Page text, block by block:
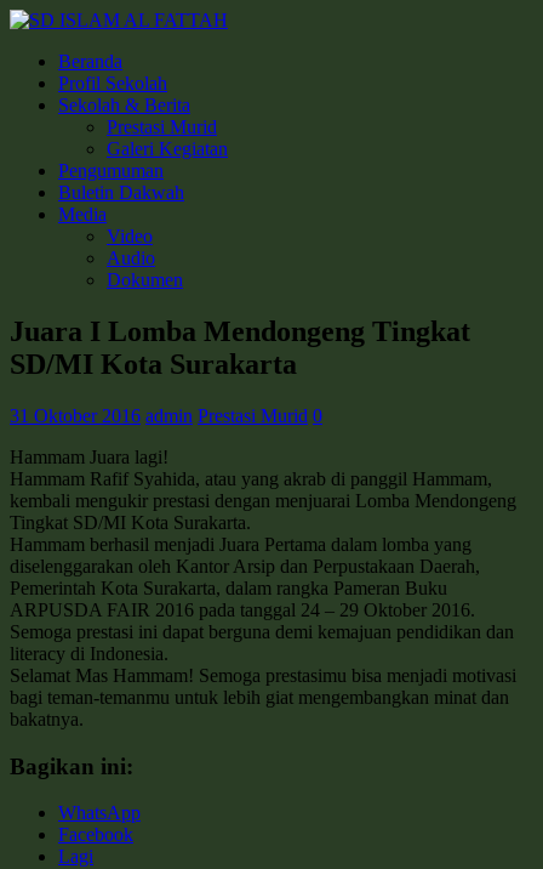
Beranda
Profil Sekolah
Sekolah & Berita
Prestasi Murid
Galeri Kegiatan
Pengumuman
Buletin Dakwah
Media
Video
Audio
Dokumen
Juara I Lomba Mendongeng Tingkat
SD/MI Kota Surakarta
31 Oktober 2016 admin Prestasi Murid 0
Hammam Juara lagi!
Hammam Rafif Syahida, atau yang akrab di panggil Hammam,
kembali mengukir prestasi dengan menjuarai Lomba Mendongeng
Tingkat SD/MI Kota Surakarta.
Hammam berhasil menjadi Juara Pertama dalam lomba yang
diselenggarakan oleh Kantor Arsip dan Perpustakaan Daerah,
Pemerintah Kota Surakarta, dalam rangka Pameran Buku
ARPUSDA FAIR 2016 pada tanggal 24 – 29 Oktober 2016.
Semoga prestasi ini dapat berguna demi kemajuan pendidikan dan
literacy di Indonesia.
Selamat Mas Hammam! Semoga prestasimu bisa menjadi motivasi
bagi teman-temanmu untuk lebih giat mengembangkan minat dan
bakatnya.
Bagikan ini:
WhatsApp
Facebook
Lagi